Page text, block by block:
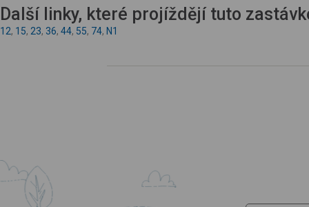
Další linky, které projíždějí tuto
12, 15, 23, 36, 44, 55, 74, N1